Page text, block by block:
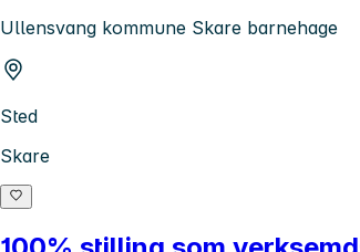
Ullensvang kommune Skare barnehage
Sted
Skare